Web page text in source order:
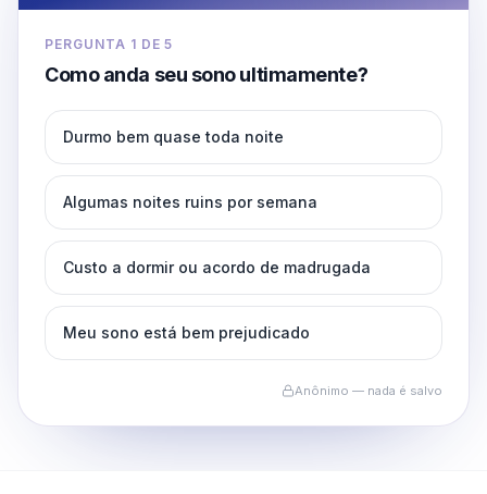
PERGUNTA 1 DE5
Como anda seu sono ultimamente?
Durmo bem quase toda noite
Algumas noites ruins por semana
Custo a dormir ou acordo de madrugada
Meu sono está bem prejudicado
Anônimo — nada é salvo